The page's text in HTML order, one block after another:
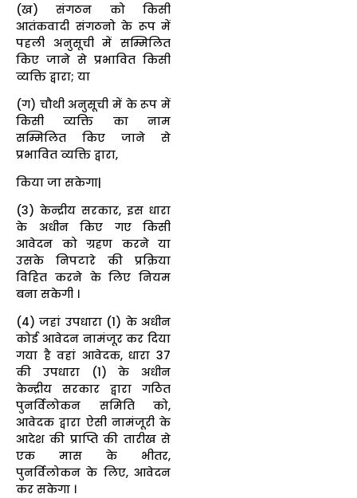
(ख) संगठन को किसी
आतंकवादी संगठनो के रूप में
पहली अनुसूची में सम्मिलित
किए जाने से प्रभावित किसी
व्यक्ति द्वारा; या
(ग) चौथी अनुसूची में के रूप में
किसी व्यक्ति का नाम
सम्मिलित किए जाने से
प्रभावित व्यक्ति द्वारा,
किया जा सकेगा|
(3) केन्द्रीय सरकार, इस धारा
के अधीन किए गए किसी
आवेदन को ग्रहण करने या
उसके निपटारे की प्रक्रिया
विहित करने के लिए नियम
बना सकेगी ।
(4) जहां उपधारा (1) के अधीन
कोई आवेदन नामंजूर कर दिया
गया है वहां आवेदक, धारा 37
की उपधारा (1) के अधीन
केन्द्रीय सरकार द्वारा गठित
पुनर्विलोकन समिति को,
आवेदक द्वारा ऐसी नामंजूरी के
आदेश की प्राप्ति की तारीख से
एक मास के भीतर,
पुनर्विलोकन के लिए, आवेदन
कर सकेगा ।